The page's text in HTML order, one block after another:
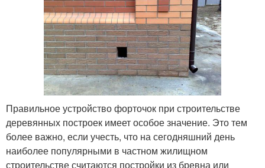
Правильное устройство форточок при строительстве
деревянных построек имеет особое значение. Это тем
более важно, если учесть, что на сегодняшний день
наиболее популярными в частном жилищном
строительстве считаются постройки из бревна или